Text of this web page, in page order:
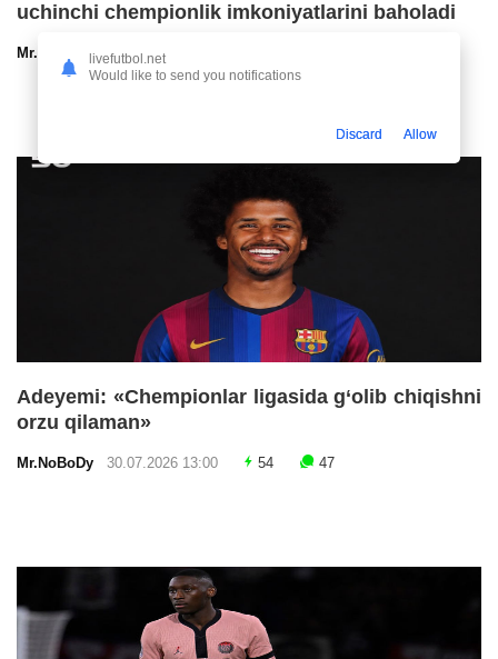
uchinchi chempionlik imkoniyatlarini baholadi
Mr.NoBoDy30.07.2026 13:00
Adeyemi: «Chempionlar ligasida g‘olib chiqishni
orzu qilaman»
Mr.NoBoDy 30.07.2026 13:00 54 47
livefutbol.net
Would like to send you notifications
Discard Allow